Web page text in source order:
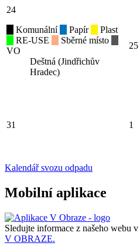
24
Komunální
Papír
Plast
RE-USE
Sběrné místo
VO
Deštná (Jindřichův
Hradec)
25
31 1
Kalendář svozu odpadu
Mobilní aplikace
Sledujte informace z našeho webu v
V OBRAZE.